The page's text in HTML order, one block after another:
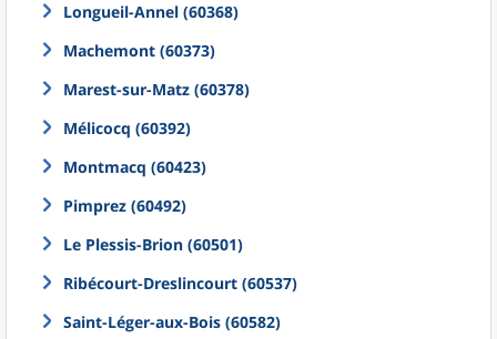
Longueil-Annel (60368)
Machemont (60373)
Marest-sur-Matz (60378)
Mélicocq (60392)
Montmacq (60423)
Pimprez (60492)
Le Plessis-Brion (60501)
Ribécourt-Dreslincourt (60537)
Saint-Léger-aux-Bois (60582)